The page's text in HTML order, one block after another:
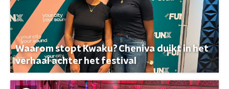
Waarom stopt Kwaku? Cheniva duikt in het
verhaal achter het festival